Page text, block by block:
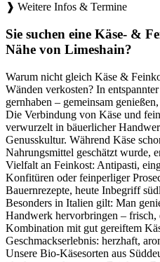
❱ Weitere Infos & Termine
Sie suchen eine Käse- &
Nähe von Limeshain?
Warum nicht gleich Käse &
Wänden verkosten? In
gernhaben – gemeinsam
Die Verbindung von Käse und
verwurzelt in bäuerlicher
Genusskultur. Während Käse
Nahrungsmittel geschätzt wurde,
Vielfalt an Feinkost: Antipasti,
Konfitüren oder feinperliger
Bauernrezepte, heute Inbegriff
Besonders in Italien gilt: Man
Handwerk hervorbringen –
Kombination mit gut gereiftem
Geschmackserlebnis: herzhaft,
Unsere Bio-Käsesorten aus